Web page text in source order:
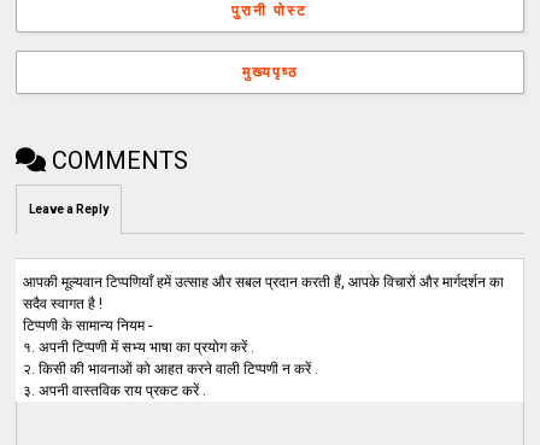
पुरानी पोस्ट
मुख्यपृष्ठ
COMMENTS
Leave a Reply
आपकी मूल्यवान टिप्पणियाँ हमें उत्साह और सबल प्रदान करती हैं, आपके विचारों और मार्गदर्शन का
सदैव स्वागत है !
टिप्पणी के सामान्य नियम -
१. अपनी टिप्पणी में सभ्य भाषा का प्रयोग करें .
२. किसी की भावनाओं को आहत करने वाली टिप्पणी न करें .
३. अपनी वास्तविक राय प्रकट करें .